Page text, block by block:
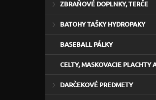
ZBRAŇOVÉ DOPLNKY, TERČE
BATOHY TAŠKY HYDROPAKY
BASEBALL PÁLKY
CELTY, MASKOVACIE PLACHTY
DARČEKOVÉ PREDMETY